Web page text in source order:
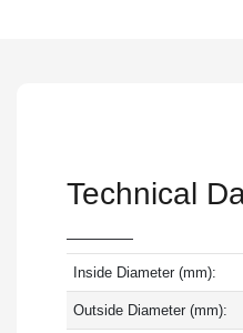
Technical
Inside Diameter (mm):
Outside Diameter (mm):